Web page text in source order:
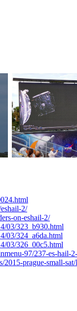
2/
on-eshail-2/
03/323_b930.html
03/324_a6da.html
03/326_00c5.html
97/237-es-hail-
prague-small-